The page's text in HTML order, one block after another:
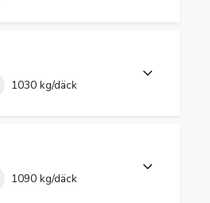
1030 kg/däck
1090 kg/däck